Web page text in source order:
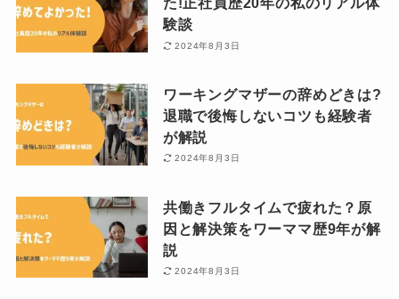
験談
2024年8月3日
ワーキングマザーの辞めどきは?
退職で後悔しないコツも経験者
が解説
2024年8月3日
共働きフルタイムで疲れた？原
因と解決策をワーママ歴9年が解
説
2024年8月3日